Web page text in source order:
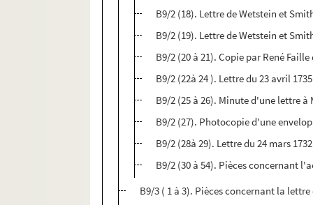
B9/2 (18). Lettre de Wetstein et
B9/2 (19). Lettre de Wetstein et
B9/2 (20 à 21). Copie par René
B9/2 (22à 24 ). Lettre du 23 avril
B9/2 (25 à 26). Minute d'une lettre
B9/2 (27). Photocopie d'une
B9/2 (28à 29). Lettre du 24 mars
B9/2 (30 à 54). Pièces concernant
B9/3 ( 1 à 3). Pièces concernant la